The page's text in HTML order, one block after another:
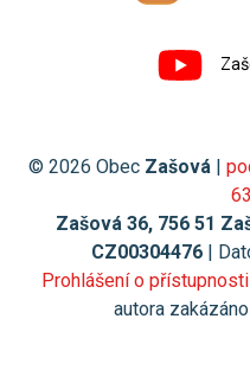
© 2026 Obec Zašová |
Zašová 36, 756 51
CZ00304476 |
Prohlášení o přístupnosti
autora